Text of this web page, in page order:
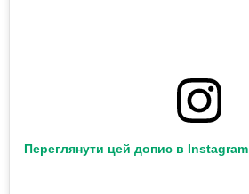
Переглянути цей допис в Instagram